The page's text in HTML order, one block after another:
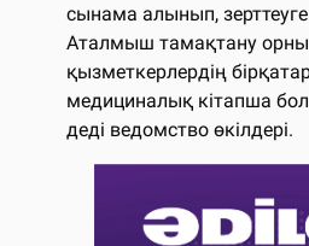
сынама алынып, зерттеуге
Аталмыш тамақтану
қызметкерлердің
медициналық кітапша
деді ведомство өкілдері.